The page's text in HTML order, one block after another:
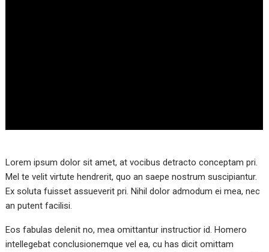
Lorem ipsum dolor sit amet, at vocibus detracto conceptam pri.
Mel te velit virtute hendrerit, quo an saepe nostrum suscipiantur.
Ex soluta fuisset assueverit pri. Nihil dolor admodum ei mea, nec
an putent facilisi.
Eos fabulas delenit no, mea omittantur instructior id. Homero
intellegebat conclusionemque vel ea, cu has dicit omittam